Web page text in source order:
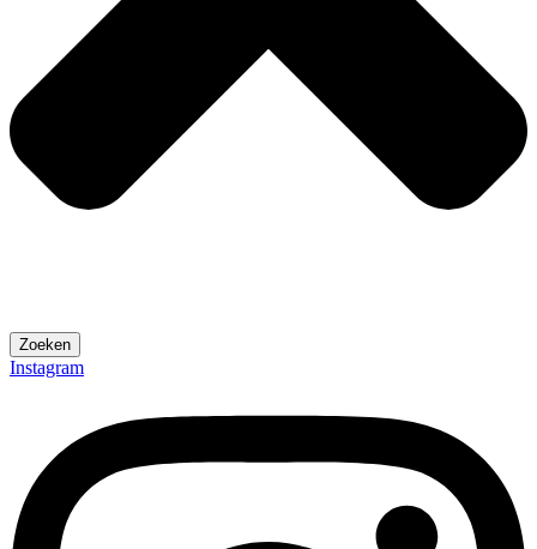
Zoeken
Instagram